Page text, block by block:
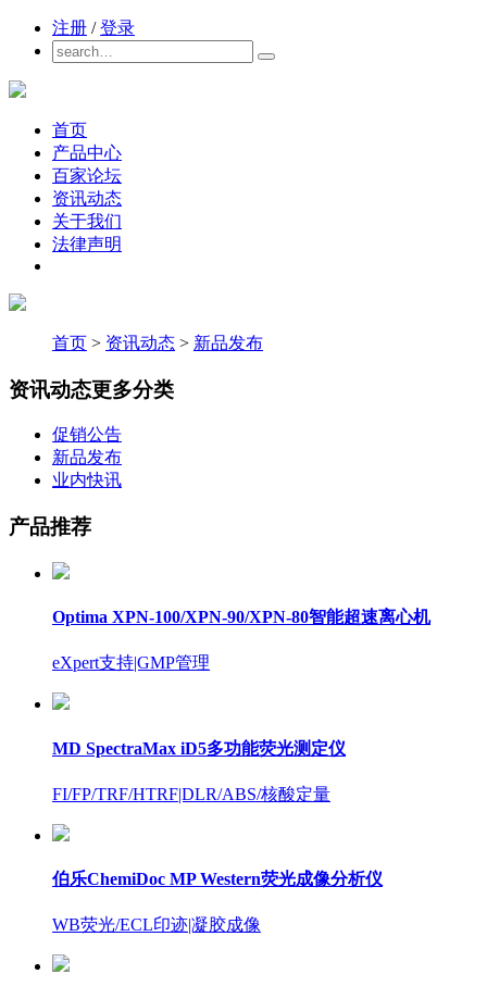
注册 / 登录
首页
产品中心
百家论坛
资讯动态
关于我们
法律声明
首页 > 资讯动态 > 新品发布
资讯动态更多分类
促销公告
新品发布
业内快讯
产品推荐
Optima XPN-100/XPN-90/XPN-80智能超速离心机
eXpert支持|GMP管理
MD SpectraMax iD5多功能荧光测定仪
FI/FP/TRF/HTRF|DLR/ABS/核酸定量
伯乐ChemiDoc MP Western荧光成像分析仪
WB荧光/ECL印迹|凝胶成像